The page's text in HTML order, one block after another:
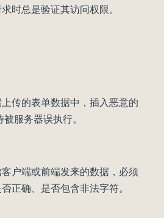
时总是验证其访问权限。
传的表单数据中，插入恶意的
服务器误执行。
户端或前端发来的数据，必须
正确、是否包含非法字符。